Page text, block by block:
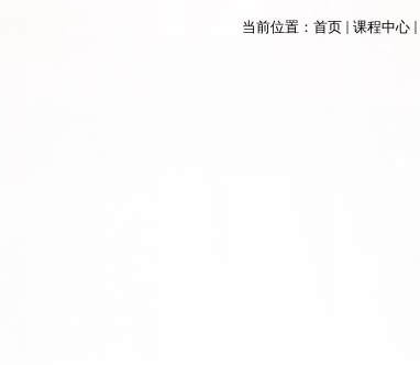
当前位置： 首页 课程中心